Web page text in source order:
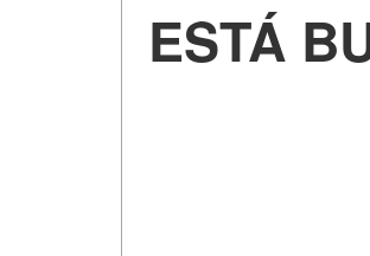
ESTÁ